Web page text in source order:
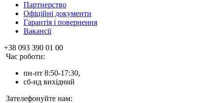
Партнерство
Офіційні документи
Гарантія і повернення
Вакансії
+38 093 390 01 00
Час роботи:
пн-пт 8:50-17:30,
сб-нд вихідний
Зателефонуйте нам: